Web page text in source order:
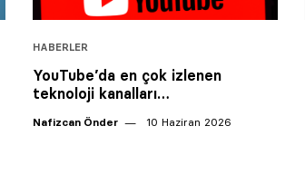
HABERLER
YouTube’da en çok izlenen
teknoloji kanalları…
Nafizcan Önder 10 Haziran 2026